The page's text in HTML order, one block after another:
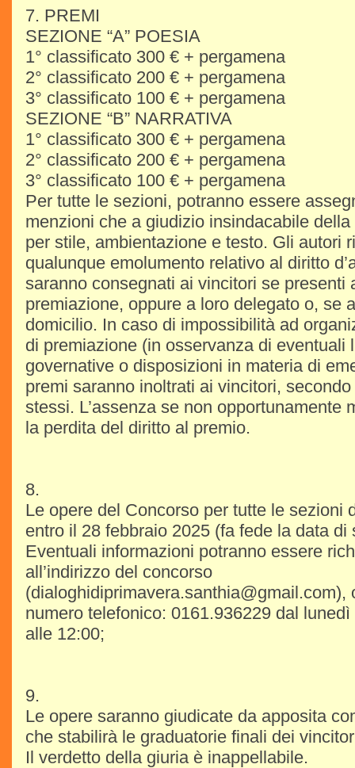
7. PREMI
SEZIONE “A” POESIA
1° classificato 300 € + pergamena
2° classificato 200 € + pergamena
3° classificato 100 € + pergamena
SEZIONE “B” NARRATIVA
1° classificato 300 € + pergamena
2° classificato 200 € + pergamena
3° classificato 100 € + pergamena
Per tutte le sezioni, potranno essere
menzioni che a giudizio insindacabile
per stile, ambientazione e testo. Gli autori
qualunque emolumento relativo al diritto
saranno consegnati ai vincitori se presenti
premiazione, oppure a loro delegato o, se
domicilio. In caso di impossibilità ad
di premiazione (in osservanza di eventuali
governative o disposizioni in materia di
premi saranno inoltrati ai vincitori,
stessi. L’assenza se non opportunamente
la perdita del diritto al premio.
8.
Le opere del Concorso per tutte le sezioni
entro il 28 febbraio 2025 (fa fede la data di
Eventuali informazioni potranno essere
all’indirizzo del concorso
(dialoghidiprimavera.santhia@gmail.com),
numero telefonico: 0161.936229 dal
alle 12:00;
9.
Le opere saranno giudicate da apposita
che stabilirà le graduatorie finali dei
Il verdetto della giuria è inappellabile.